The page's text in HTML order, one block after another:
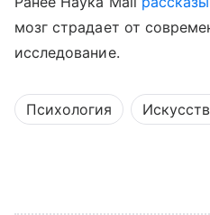
мозг страдает от
исследование.
Психология